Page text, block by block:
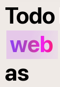
Todo
web
as